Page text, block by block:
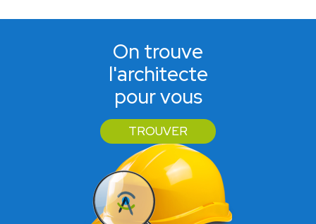
On trouve
l'architecte
pour vous
TROUVER